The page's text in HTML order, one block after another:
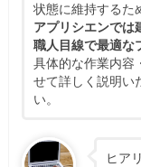
状態に維持するた
アプリシエンでは
職人目線で最適な
具体的な作業内容
せて詳しく説明い
い。
ヒア